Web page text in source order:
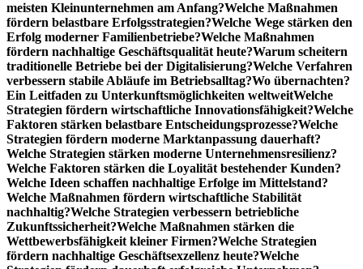
meisten Kleinunternehmen am Anfang?Welche Maßnahmen
fördern belastbare Erfolgsstrategien?Welche Wege stärken den
Erfolg moderner Familienbetriebe?Welche Maßnahmen
fördern nachhaltige Geschäftsqualität heute?Warum scheitern
traditionelle Betriebe bei der Digitalisierung?Welche Verfahren
verbessern stabile Abläufe im Betriebsalltag?Wo übernachten?
Ein Leitfaden zu Unterkunftsmöglichkeiten weltweitWelche
Strategien fördern wirtschaftliche Innovationsfähigkeit?Welche
Faktoren stärken belastbare Entscheidungsprozesse?Welche
Strategien fördern moderne Marktanpassung dauerhaft?
Welche Strategien stärken moderne Unternehmensresilienz?
Welche Faktoren stärken die Loyalität bestehender Kunden?
Welche Ideen schaffen nachhaltige Erfolge im Mittelstand?
Welche Maßnahmen fördern wirtschaftliche Stabilität
nachhaltig?Welche Strategien verbessern betriebliche
Zukunftssicherheit?Welche Maßnahmen stärken die
Wettbewerbsfähigkeit kleiner Firmen?Welche Strategien
fördern nachhaltige Geschäftsexzellenz heute?Welche